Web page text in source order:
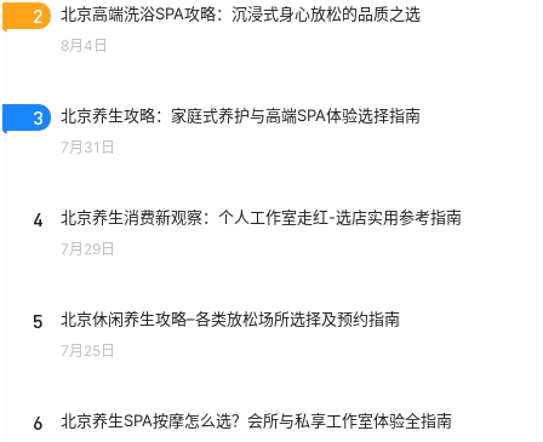
2 北京高端洗浴SPA攻略：沉浸式身心放松的品质之选
8月4日
3 北京养生攻略：家庭式养护与高端SPA体验选择指南
7月31日
4 北京养生消费新观察：个人工作室走红-选店实用参考指南
7月29日
5 北京休闲养生攻略–各类放松场所选择及预约指南
7月25日
6 北京养生SPA按摩怎么选？会所与私享工作室体验全指南